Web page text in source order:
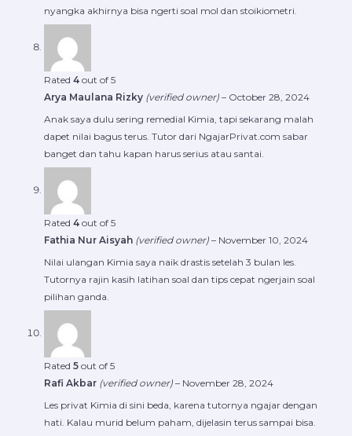
nyangka akhirnya bisa ngerti soal mol dan stoikiometri.
Rated 4 out of 5
Arya Maulana Rizky (verified owner) – October 28, 2024
Anak saya dulu sering remedial Kimia, tapi sekarang malah
dapet nilai bagus terus. Tutor dari NgajarPrivat.com sabar
banget dan tahu kapan harus serius atau santai.
Rated 4 out of 5
Fathia Nur Aisyah (verified owner) – November 10, 2024
Nilai ulangan Kimia saya naik drastis setelah 3 bulan les.
Tutornya rajin kasih latihan soal dan tips cepat ngerjain soal
pilihan ganda.
Rated 5 out of 5
Rafi Akbar (verified owner) – November 28, 2024
Les privat Kimia di sini beda, karena tutornya ngajar dengan
hati. Kalau murid belum paham, dijelasin terus sampai bisa.